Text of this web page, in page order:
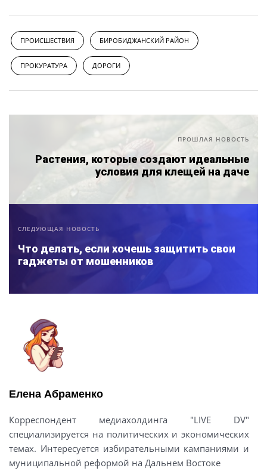
ПРОИСШЕСТВИЯ БИРОБИДЖАНСКИЙ РАЙОН
ПРОКУРАТУРА ДОРОГИ
ПРОШЛАЯ НОВОСТЬ
Растения, которые создают идеальные
условия для клещей на даче
СЛЕДУЮЩАЯ НОВОСТЬ
Что делать, если хочешь защитить свои
гаджеты от мошенников
Елена Абраменко
Корреспондент медиахолдинга "LIVE DV"
специализируется на политических и экономических
темах. Интересуется избирательными кампаниями и
муниципальной реформой на Дальнем Востоке